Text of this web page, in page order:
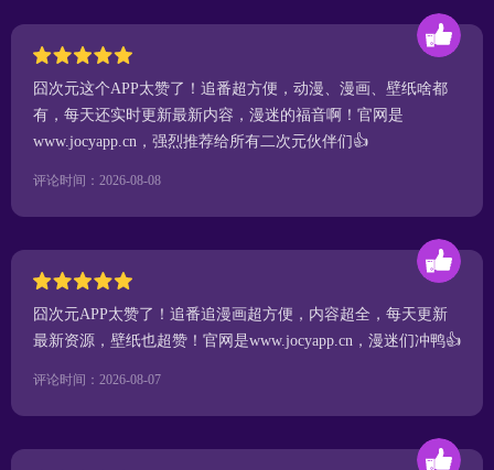
囧次元这个APP太赞了！追番超方便，动漫、漫画、壁纸啥都
有，每天还实时更新最新内容，漫迷的福音啊！官网是
www.jocyapp.cn，强烈推荐给所有二次元伙伴们👍
评论时间：2026-08-08
囧次元APP太赞了！追番追漫画超方便，内容超全，每天更新
最新资源，壁纸也超赞！官网是www.jocyapp.cn，漫迷们冲鸭👍
评论时间：2026-08-07